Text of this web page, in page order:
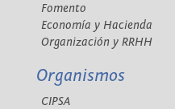
Fomento
Economía y Hacienda
Organización y RRHH
Organismos
CIPSA